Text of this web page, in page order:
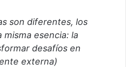
son diferentes, los
esencia: la
desafíos en
externa)